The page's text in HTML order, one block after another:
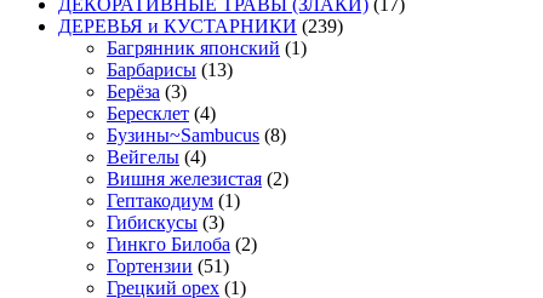
ДЕКОРАТИВНЫЕ ТРАВЫ (ЗЛАКИ) (17)
ДЕРЕВЬЯ и КУСТАРНИКИ (239)
Багрянник японский (1)
Барбарисы (13)
Берёза (3)
Бересклет (4)
Бузины~Sambucus (8)
Вейгелы (4)
Вишня железистая (2)
Гептакодиум (1)
Гибискусы (3)
Гинкго Билоба (2)
Гортензии (51)
Грецкий орех (1)